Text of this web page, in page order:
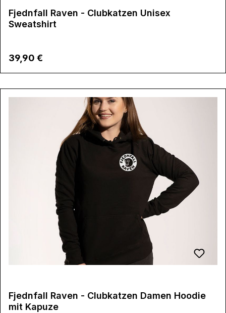
Fjednfall Raven - Clubkatzen Unisex
Sweatshirt
Regulärer Preis:
39,90 €
Fjednfall Raven - Clubkatzen Damen Hoodie
mit Kapuze